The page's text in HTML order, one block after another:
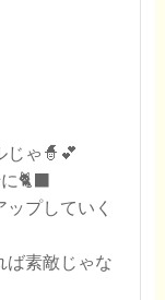
じゃ🧙💕
🐈‍⬛
プしていく
ば素敵じゃな